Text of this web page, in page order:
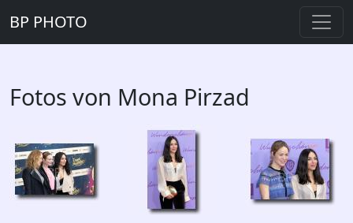
BP PHOTO
Fotos von Mona Pirzad